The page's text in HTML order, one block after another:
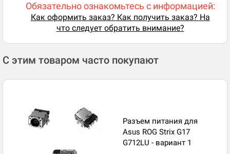
Обязательно ознакомьтесь с информацией:
Как оформить заказ? Как получить заказ? На
что следует обратить внимание?
С этим товаром часто покупают
Разъем питания для
Asus ROG Strix G17
G712LU - вариант 1